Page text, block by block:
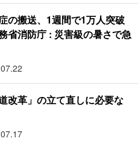
の搬送、1週間で1万人突破
省消防庁 : 災害級の暑さで急
道改革」の立て直しに必要な